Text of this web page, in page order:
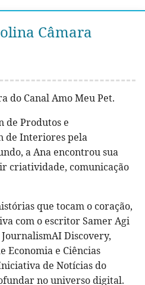
Câmara
do Canal Amo Meu Pet.
de Produtos e
de Interiores pela
a Ana encontrou sua
criatividade, comunicação
que tocam o coração,
com o escritor Samer Agi
Discovery,
Economia e Ciências
de Notícias do
no universo digital.